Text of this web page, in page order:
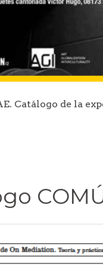
Catálogo de la